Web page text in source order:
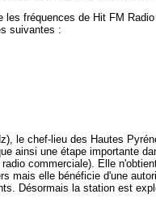
les fréquences de Hit FM
suivantes :
le chef-lieu des Hautes
ainsi une étape importante
commerciale). Elle
mais elle bénéficie d'une
Désormais la station est